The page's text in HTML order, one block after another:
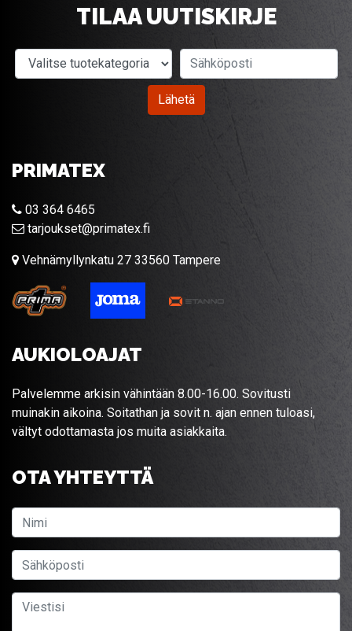
TILAA UUTISKIRJE
Valitse tuotekategoria
Lähetä
PRIMATEX
03 364 6465
tarjoukset@primatex.fi
Vehnämyllynkatu 27 33560 Tampere
AUKIOLOAJAT
Palvelemme arkisin vähintään 8.00-16.00. Sovitusti
muinakin aikoina. Soitathan ja sovit n. ajan ennen tuloasi,
vältyt odottamasta jos muita asiakkaita.
OTA YHTEYTTÄ